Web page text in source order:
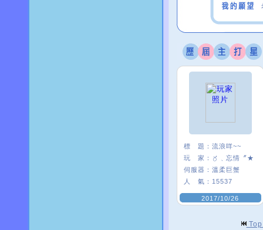
標 題： 流浪咩~~
玩 家：
〥﹑忘情〞★
伺服器： 溫柔巨蟹
人 氣： 15537
2017/10/26